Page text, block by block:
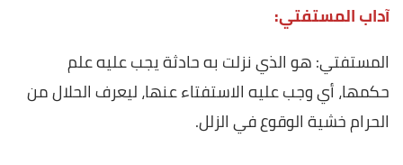
آداب المستفتي:
المستفتي: هو الذي نزلت به حادثة يجب عليه علم
حكمها، أي وجب عليه الاستفتاء عنها، ليعرف الحلال من
الحرام خشية الوقوع في الزلل.